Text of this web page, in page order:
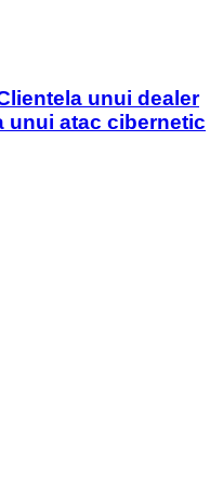
unui dealer
unui atac cibernetic